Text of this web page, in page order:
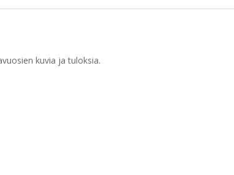
kuvia ja tuloksia.